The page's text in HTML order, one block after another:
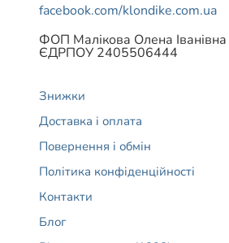
facebook.com/klondike.com.ua
ФОП Малікова Олена Іванівна
ЄДРПОУ 2405506444
Знижки
Доставка і оплата
Повернення і обмін
Політика конфіденційності
Контакти
Блог